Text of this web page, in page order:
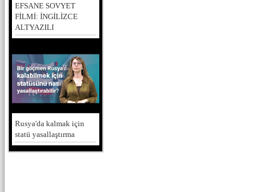
EFSANE SOVYET
FİLMİ: İNGİLİZCE
ALTYAZILI
Rusya'da kalmak için
statü yasallaştırma